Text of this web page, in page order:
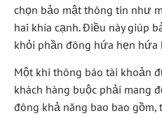
chọn bảo mật thông tin như
hai khía cạnh. Điều này giúp
khỏi phần đông hứa hẹn hứa
Một khi thông báo tài khoản
khách hàng buộc phải mang
đông khả năng bao bao